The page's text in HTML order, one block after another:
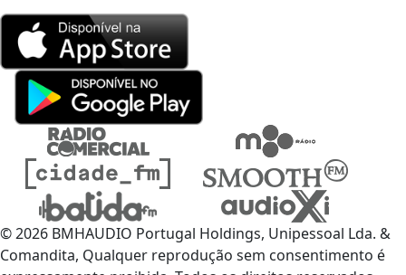
© 2026 BMHAUDIO Portugal Holdings, Unipessoal Lda. &
Comandita, Qualquer reprodução sem consentimento é